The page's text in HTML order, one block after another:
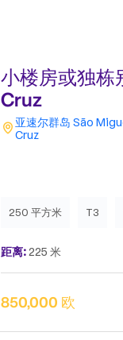
小楼房或独栋
Cruz
亚速尔群岛 São
Cruz
250 平方米 T3
距离:225 米
850,000 欧